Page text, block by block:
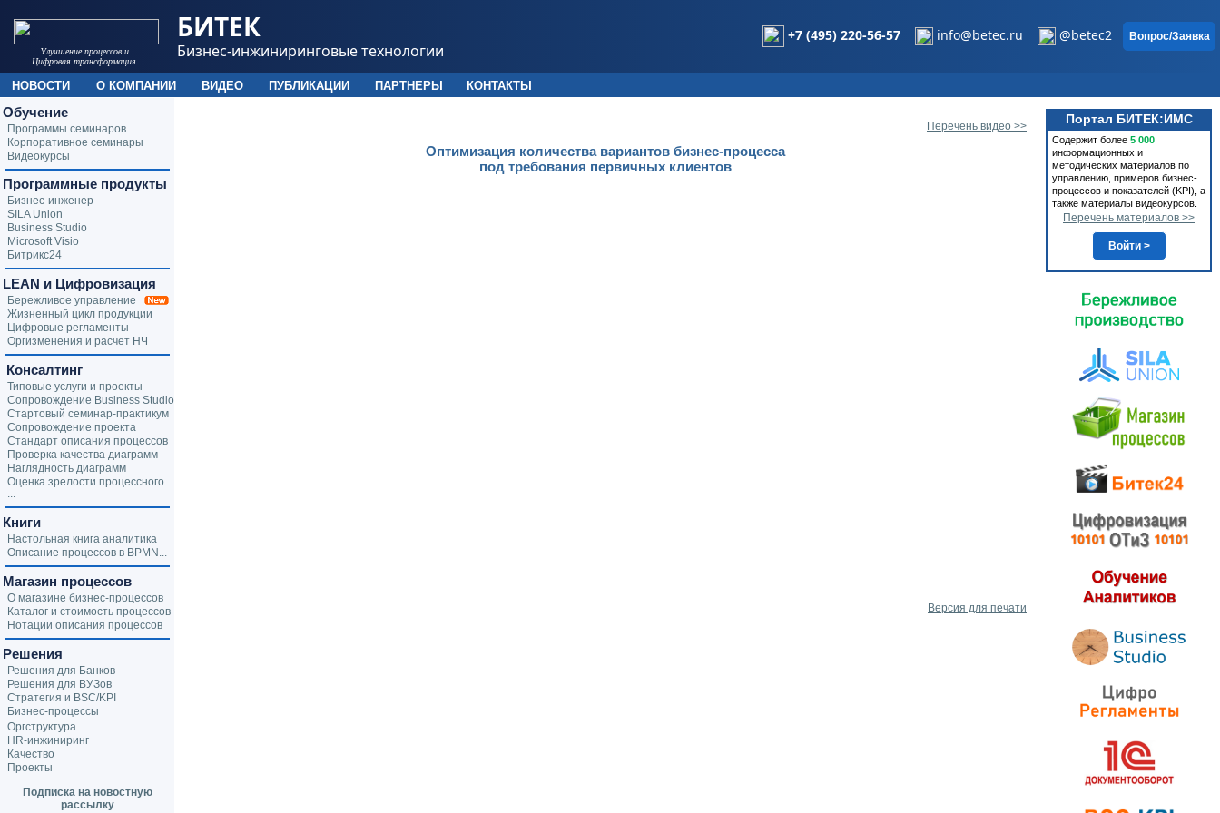
Перечень видео >>
Оптимизация количества вариантов бизнес-процесса
под требования первичных клиентов
Версия для печати
Портал БИТЕК:ИМС
Содержит более 5 000
информационных и
методических материалов по
управлению, примеров бизнес-
процессов и показателей (KPI), а
также материалы видеокурсов.
Перечень материалов >>
Войти >
Обучение
Программы семинаров
Корпоративное семинары
Видеокурсы
Программные продукты
Бизнес-инженер
SILA Union
Business Studio
Microsoft Visio
Битрикс24
LEAN и Цифровизация
Бережливое управление
Жизненный цикл продукции
Цифровые регламенты
Оргизменения и расчет НЧ
Консалтинг
Типовые услуги и проекты
Сопровождение Business Studio
Стартовый семинар-практикум
Сопровождение проекта
Стандарт описания процессов
Проверка качества диаграмм
Наглядность диаграмм
Оценка зрелости процессного
...
Книги
Настольная книга аналитика
Описание процессов в BPMN...
Магазин процессов
О магазине бизнес-процессов
Каталог и стоимость процессов
Нотации описания процессов
Решения
Решения для Банков
Решения для ВУЗов
Стратегия и BSC/KPI
Бизнес-процессы
Оргструктура
HR-инжиниринг
Качество
Проекты
Подписка на новостную
рассылку
Улучшение процессов и
Цифровая трансформация
БИТЕК
Бизнес-инжиниринговые технологии
+7 (495) 220-56-57 info@betec.ru @betec2 Вопрос/Заявка
НОВОСТИ О КОМПАНИИ ВИДЕО ПУБЛИКАЦИИ ПАРТНЕРЫ КОНТАКТЫ